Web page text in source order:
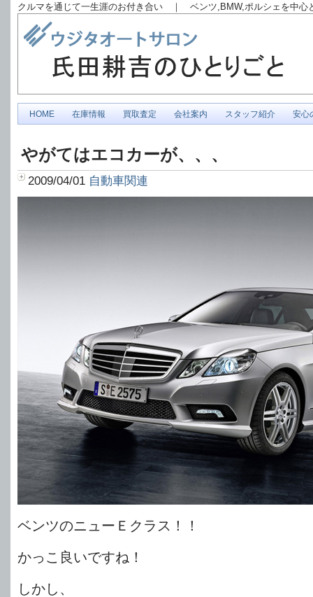
クルマを通じて一生涯のお付き合い ｜ ベンツ,BMW,ポルシェを中
HOME 在庫情報 買取査定 会社案内 スタッフ紹介 安心
やがてはエコカーが、、、
2009/04/01 自動車関連
ベンツのニューＥクラス！！
かっこ良いですね！
しかし、